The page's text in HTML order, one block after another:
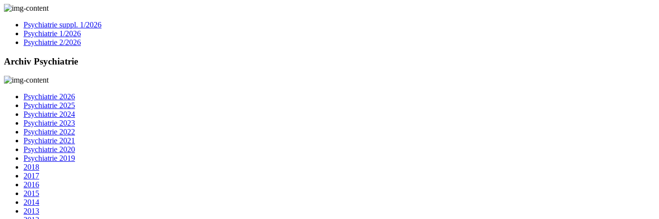
Psychiatrie suppl. 1/2026
Psychiatrie 1/2026
Psychiatrie 2/2026
Archiv Psychiatrie
Psychiatrie 2026
Psychiatrie 2025
Psychiatrie 2024
Psychiatrie 2023
Psychiatrie 2022
Psychiatrie 2021
Psychiatrie 2020
Psychiatrie 2019
2018
2017
2016
2015
2014
2013